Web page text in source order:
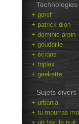
Technologies
+ goref
+ patrick dion
+ dominic arpin
+ goudaille
+ écrans
+ triplex
+ geekette
Sujets divers
+ urbania
+ tu mourras
+ un taxi la nuit